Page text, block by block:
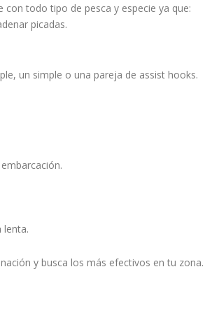
todo tipo de pesca y especie ya que:
picadas.
un simple o una pareja de assist hooks.
lenta.
y busca los más efectivos en tu zona.